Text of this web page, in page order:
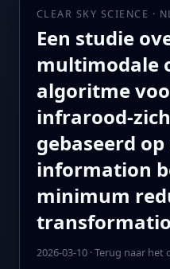
CLEAR SKY SCIENCE ·
Een studie
multimodale
algoritme
gebaseerd
information
minimum
2026-03-10·Terug naar het